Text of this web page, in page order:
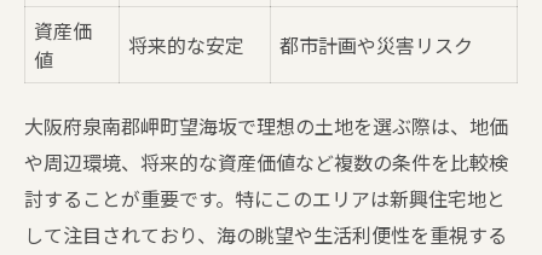
資産価
値
将来的な安定 都市計画や災害リスク
大阪府泉南郡岬町望海坂で理想の土地を選ぶ際は、地価
や周辺環境、将来的な資産価値など複数の条件を比較検
討することが重要です。特にこのエリアは新興住宅地と
して注目されており、海の眺望や生活利便性を重視する